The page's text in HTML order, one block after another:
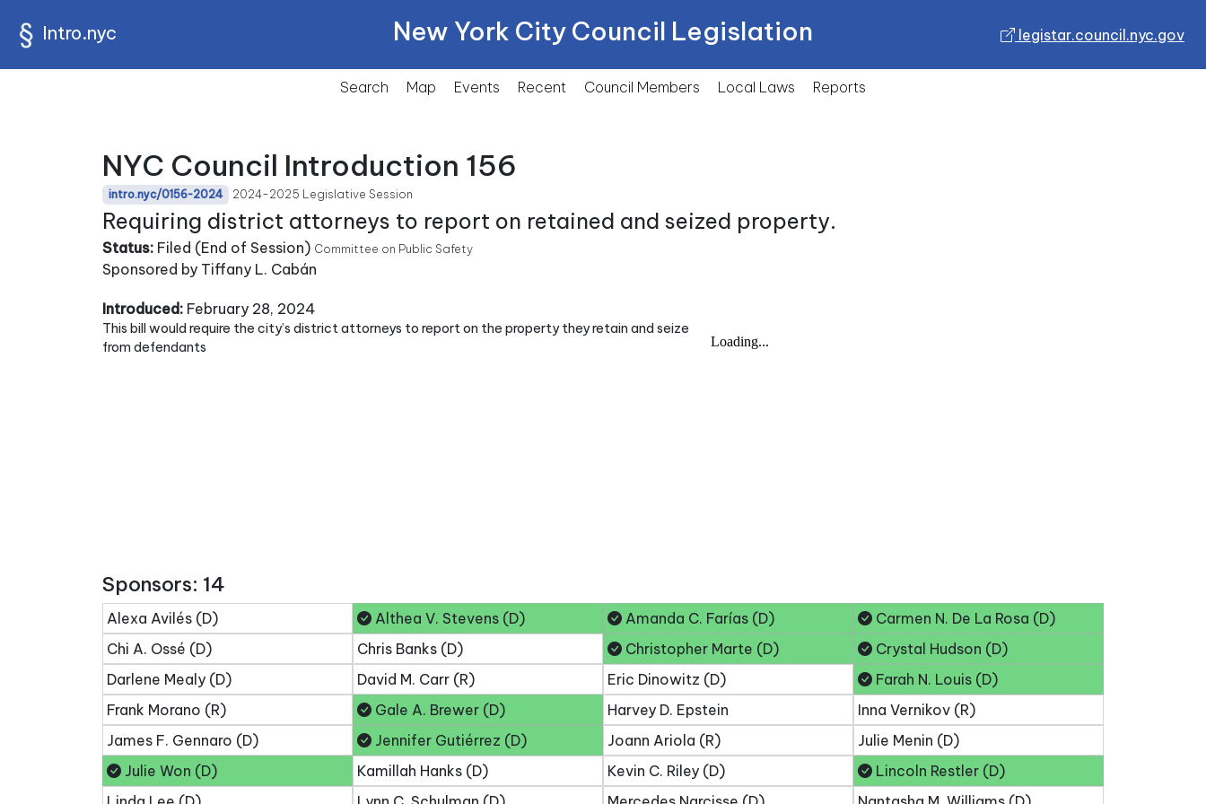
Intro.nyc New York City Council Legislation legistar.council.nyc.gov
Search Map Events Recent Council Members Local Laws Reports
NYC Council Introduction 156
intro.nyc/0156-2024 2024-2025 Legislative Session
Requiring district attorneys to report on retained and seized property.
Status: Filed (End of Session) Committee on Public Safety
Sponsored by Tiffany L. Cabán
Introduced: February 28, 2024
This bill would require the city’s district attorneys to report on the property they retain and seize
from defendants
Sponsors: 14
Alexa Avilés (D) Althea V. Stevens (D) Amanda C. Farías (D)
Carmen N. De La Rosa (D)
Chi A. Ossé (D)
Chris Banks (D) Christopher Marte (D)
Crystal Hudson (D)
Darlene Mealy (D)
David M. Carr (R) Eric Dinowitz (D)
Farah N. Louis (D)
Frank Morano (R)
Gale A. Brewer (D) Harvey D. Epstein
Inna Vernikov (R)
James F. Gennaro (D)
Jennifer Gutiérrez (D) Joann Ariola (R)
Julie Menin (D)
Julie Won (D)
Kamillah Hanks (D) Kevin C. Riley (D)
Lincoln Restler (D)